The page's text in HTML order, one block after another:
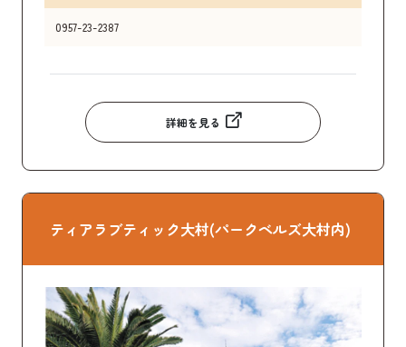
0957-23-2387
詳細を見る
ティアラブティック大村(パークベルズ大村内)